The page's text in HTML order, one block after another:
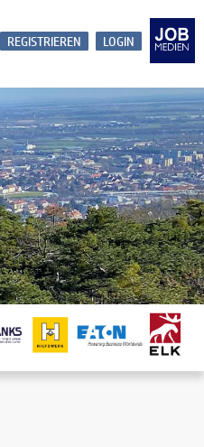
LOGIN
REGISTRIEREN